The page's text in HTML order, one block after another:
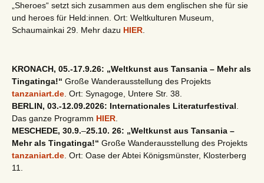
„Sheroes“ setzt sich zusammen aus dem englischen she für sie
und heroes für Held:innen. Ort: Weltkulturen Museum,
Schaumainkai 29. Mehr dazu HIER
KRONACH, 05.-17.9.26: „Weltkunst aus Tansania – Mehr als
Tingatinga!“ Große Wanderausstellung des Projekts
tanzaniart.de . Ort: Synagoge, Untere Str. 38.
BERLIN, 03.-12.09.2026: Internationales Literaturfestival
Das ganze Programm HIER
MESCHEDE, 30.9.–25.10. 26: „Weltkunst aus Tansania –
Mehr als Tingatinga!“ Große Wanderausstellung des Projekts
tanzaniart.de . Ort: Oase der Abtei Königsmünster, Klosterberg
11.